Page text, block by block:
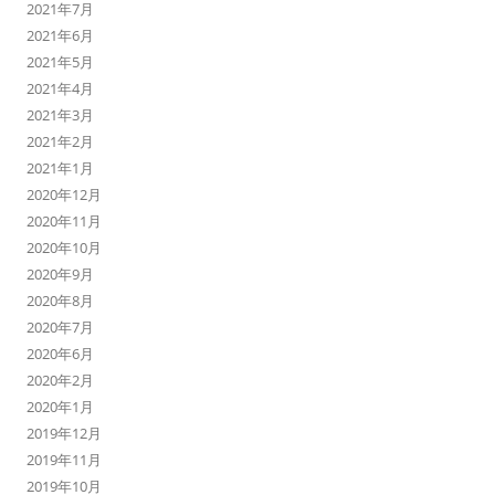
2021年7月
2021年6月
2021年5月
2021年4月
2021年3月
2021年2月
2021年1月
2020年12月
2020年11月
2020年10月
2020年9月
2020年8月
2020年7月
2020年6月
2020年2月
2020年1月
2019年12月
2019年11月
2019年10月